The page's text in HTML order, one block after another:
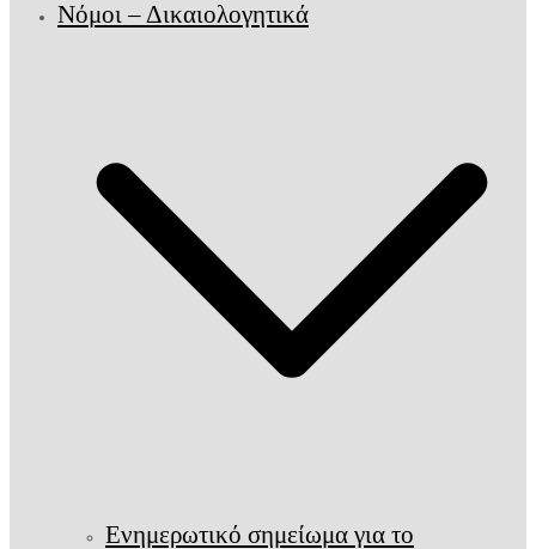
Νόμοι – Δικαιολογητικά
Ενημερωτικό σημείωμα για το